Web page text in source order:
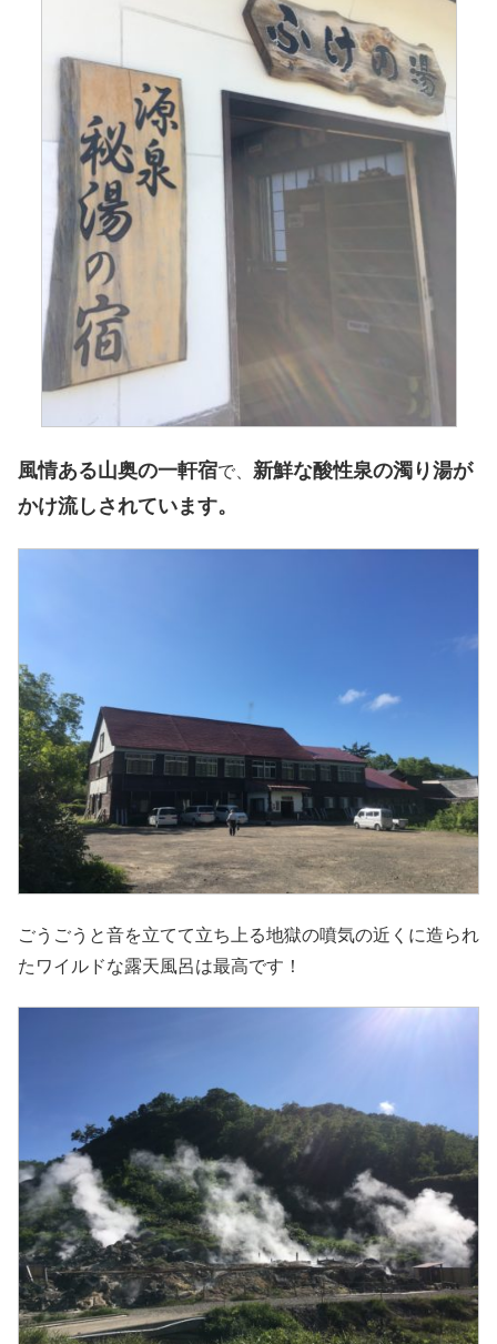
風情ある山奥の一軒宿で、 新鮮な酸性泉の濁り湯が
かけ流しされています。
ごうごうと音を立てて立ち上る地獄の噴気の近くに造られ
たワイルドな露天風呂は最高です！